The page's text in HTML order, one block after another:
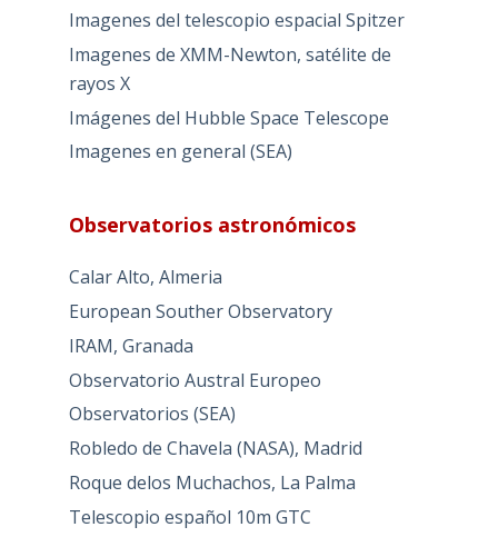
Imagenes del telescopio espacial Spitzer
Imagenes de XMM-Newton, satélite de
rayos X
Imágenes del Hubble Space Telescope
Imagenes en general (SEA)
Observatorios astronómicos
Calar Alto, Almeria
European Souther Observatory
IRAM, Granada
Observatorio Austral Europeo
Observatorios (SEA)
Robledo de Chavela (NASA), Madrid
Roque delos Muchachos, La Palma
Telescopio español 10m GTC